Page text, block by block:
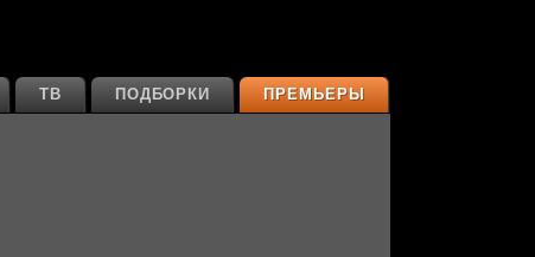
ПРЕМЬЕРЫ
ПОДБОРКИ
ТВ